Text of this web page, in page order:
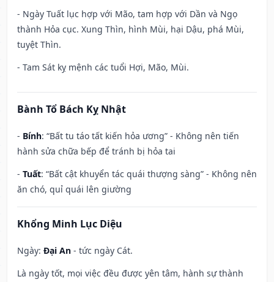
- Ngày Tuất lục hợp với Mão, tam hợp với Dần và Ngọ
thành Hỏa cục. Xung Thìn, hình Mùi, hại Dậu, phá Mùi,
tuyệt Thìn.
- Tam Sát kỵ mệnh các tuổi Hợi, Mão, Mùi.
Bành Tổ Bách Kỵ Nhật
- Bính: “Bất tu táo tất kiến hỏa ương” - Không nên tiến
hành sửa chữa bếp để tránh bị hỏa tai
- Tuất: “Bất cật khuyển tác quái thượng sàng” - Không nên
ăn chó, quỉ quái lên giường
Khổng Minh Lục Diệu
Ngày: Đại An - tức ngày Cát.
Là ngày tốt, mọi việc đều được yên tâm, hành sự thành